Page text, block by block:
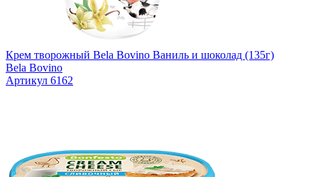
Крем творожный Bela Bovino Ваниль и шоколад (135г)
Bela Bovino
Артикул 6162